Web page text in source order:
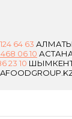
64 63 АЛМАТЫ
468 06 10
23 10